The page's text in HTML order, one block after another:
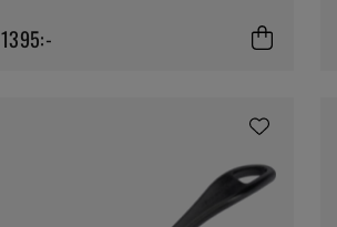
1395:-